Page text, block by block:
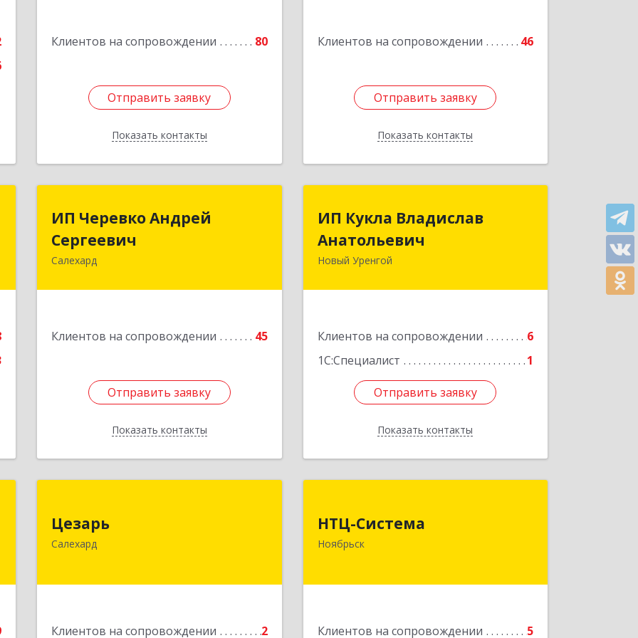
Клиентов на сопровождении 80
Отправить заявку
Показать контакты
Отправить заявку
Назад
Клиентов на сопровождении 46
Отправить заявку
Показать контакты
Отправить заявку
Назад
ИП Черевко Андрей
Сергеевич
Салехард
Клиентов на сопровождении 45
Отправить заявку
Показать контакты
ИП Черевко Андрей
Сергеевич
Подробнее
Отправить заявку
Назад
ИП Кукла Владислав
Анатольевич
Новый Уренгой
Клиентов на сопровождении
6
1С:Специалист
1
Отправить заявку
Показать контакты
Анатольевич
629306, Ямало-Ненецкий АО, Новый
Подробнее
Отправить заявку
Назад
Цезарь
Салехард
Клиентов на сопровождении 2
Салехард г, Глазкова ул, дом № 4 б
Подробнее
НТЦ-Система
Ноябрьск
Клиентов на сопровождении 5
Ноябрьск г, 60 лет СССР ул, дом № 39
Подробнее